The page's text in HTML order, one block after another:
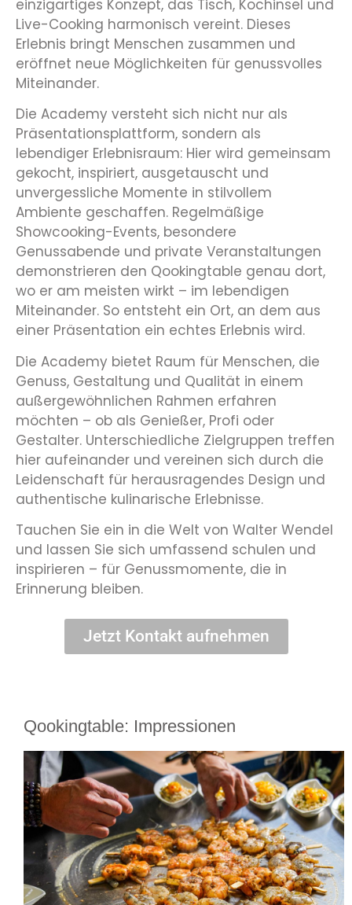
einzigartiges Konzept, das Tisch, Kochinsel und
Live-Cooking harmonisch vereint. Dieses
Erlebnis bringt Menschen zusammen und
eröffnet neue Möglichkeiten für genussvolles
Miteinander.
Die Academy versteht sich nicht nur als
Präsentationsplattform, sondern als
lebendiger Erlebnisraum: Hier wird gemeinsam
gekocht, inspiriert, ausgetauscht und
unvergessliche Momente in stilvollem
Ambiente geschaffen. Regelmäßige
Showcooking-Events, besondere
Genussabende und private Veranstaltungen
demonstrieren den Qookingtable genau dort,
wo er am meisten wirkt – im lebendigen
Miteinander. So entsteht ein Ort, an dem aus
einer Präsentation ein echtes Erlebnis wird.
Die Academy bietet Raum für Menschen, die
Genuss, Gestaltung und Qualität in einem
außergewöhnlichen Rahmen erfahren
möchten – ob als Genießer, Profi oder
Gestalter. Unterschiedliche Zielgruppen treffen
hier aufeinander und vereinen sich durch die
Leidenschaft für herausragendes Design und
authentische kulinarische Erlebnisse.
Tauchen Sie ein in die Welt von Walter Wendel
und lassen Sie sich umfassend schulen und
inspirieren – für Genussmomente, die in
Erinnerung bleiben.
Jetzt Kontakt aufnehmen
Qookingtable: Impressionen